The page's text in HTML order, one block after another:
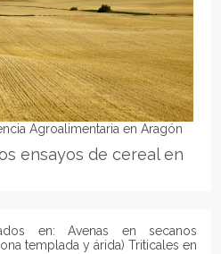
Agroalimentaria en Aragón
ensayos de cereal en
en secanos
templada y árida) Triticales en